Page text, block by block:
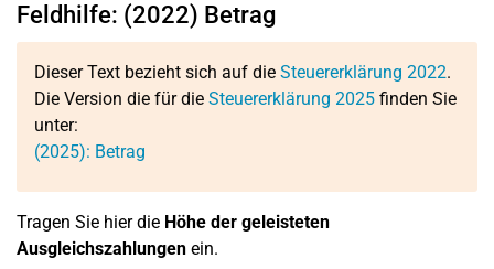
Feldhilfe: (2022) Betrag
Dieser Text bezieht sich auf die Steuererklärung 2022.
Die Version die für die Steuererklärung 2025 finden Sie
unter:
(2025): Betrag
Tragen Sie hier die Höhe der geleisteten
Ausgleichszahlungen ein.